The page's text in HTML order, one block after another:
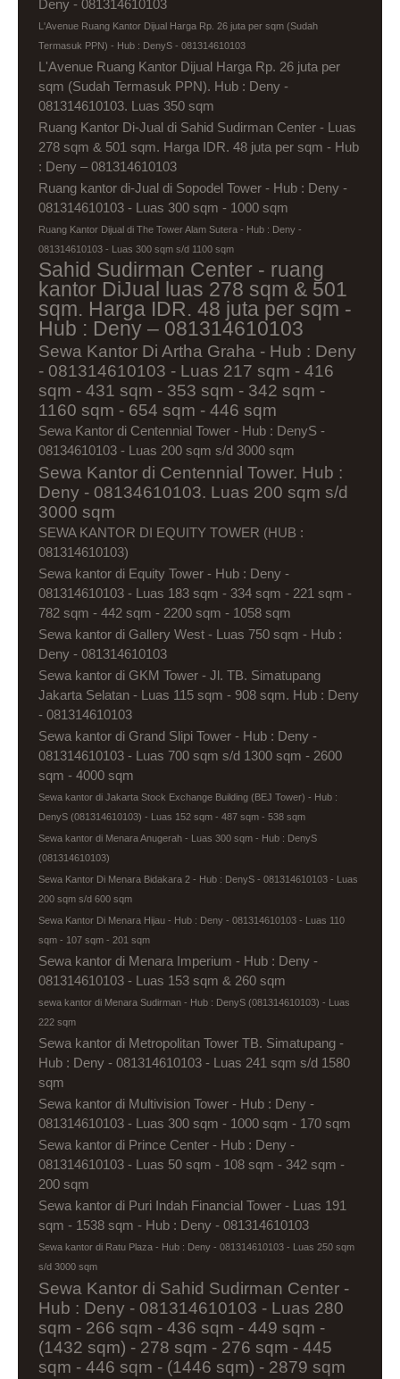
Deny - 081314610103
L'Avenue Ruang Kantor Dijual Harga Rp. 26 juta per sqm (Sudah
Termasuk PPN) - Hub : DenyS - 081314610103
L'Avenue Ruang Kantor Dijual Harga Rp. 26 juta per
sqm (Sudah Termasuk PPN). Hub : Deny -
081314610103. Luas 350 sqm
Ruang Kantor Di-Jual di Sahid Sudirman Center - Luas
278 sqm & 501 sqm. Harga IDR. 48 juta per sqm - Hub
: Deny – 081314610103
Ruang kantor di-Jual di Sopodel Tower - Hub : Deny -
081314610103 - Luas 300 sqm - 1000 sqm
Ruang Kantor Dijual di The Tower Alam Sutera - Hub : Deny -
081314610103 - Luas 300 sqm s/d 1100 sqm
Sahid Sudirman Center - ruang
kantor DiJual luas 278 sqm & 501
sqm. Harga IDR. 48 juta per sqm -
Hub : Deny – 081314610103
Sewa Kantor Di Artha Graha - Hub : Deny
- 081314610103 - Luas 217 sqm - 416
sqm - 431 sqm - 353 sqm - 342 sqm -
1160 sqm - 654 sqm - 446 sqm
Sewa Kantor di Centennial Tower - Hub : DenyS -
08134610103 - Luas 200 sqm s/d 3000 sqm
Sewa Kantor di Centennial Tower. Hub :
Deny - 08134610103. Luas 200 sqm s/d
3000 sqm
SEWA KANTOR DI EQUITY TOWER (HUB :
081314610103)
Sewa kantor di Equity Tower - Hub : Deny -
081314610103 - Luas 183 sqm - 334 sqm - 221 sqm -
782 sqm - 442 sqm - 2200 sqm - 1058 sqm
Sewa kantor di Gallery West - Luas 750 sqm - Hub :
Deny - 081314610103
Sewa kantor di GKM Tower - Jl. TB. Simatupang
Jakarta Selatan - Luas 115 sqm - 908 sqm. Hub : Deny
- 081314610103
Sewa kantor di Grand Slipi Tower - Hub : Deny -
081314610103 - Luas 700 sqm s/d 1300 sqm - 2600
sqm - 4000 sqm
Sewa kantor di Jakarta Stock Exchange Building (BEJ Tower) - Hub :
DenyS (081314610103) - Luas 152 sqm - 487 sqm - 538 sqm
Sewa kantor di Menara Anugerah - Luas 300 sqm - Hub : DenyS
(081314610103)
Sewa Kantor Di Menara Bidakara 2 - Hub : DenyS - 081314610103 - Luas
200 sqm s/d 600 sqm
Sewa Kantor Di Menara Hijau - Hub : Deny - 081314610103 - Luas 110
sqm - 107 sqm - 201 sqm
Sewa kantor di Menara Imperium - Hub : Deny -
081314610103 - Luas 153 sqm & 260 sqm
sewa kantor di Menara Sudirman - Hub : DenyS (081314610103) - Luas
222 sqm
Sewa kantor di Metropolitan Tower TB. Simatupang -
Hub : Deny - 081314610103 - Luas 241 sqm s/d 1580
sqm
Sewa kantor di Multivision Tower - Hub : Deny -
081314610103 - Luas 300 sqm - 1000 sqm - 170 sqm
Sewa kantor di Prince Center - Hub : Deny -
081314610103 - Luas 50 sqm - 108 sqm - 342 sqm -
200 sqm
Sewa kantor di Puri Indah Financial Tower - Luas 191
sqm - 1538 sqm - Hub : Deny - 081314610103
Sewa kantor di Ratu Plaza - Hub : Deny - 081314610103 - Luas 250 sqm
s/d 3000 sqm
Sewa Kantor di Sahid Sudirman Center -
Hub : Deny - 081314610103 - Luas 280
sqm - 266 sqm - 436 sqm - 449 sqm -
(1432 sqm) - 278 sqm - 276 sqm - 445
sqm - 446 sqm - (1446 sqm) - 2879 sqm